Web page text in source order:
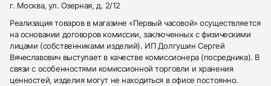
г. Москва, ул. Озерная, д. 2/12
Реализация товаров в магазине «Первый часовой» осуществляется
на основании договоров комиссии, заключенных с физическими
лицами (собственниками изделий). ИП Долгушин Сергей
Вячеславович выступает в качестве комиссионера (посредника). В
связи с особенностями комиссионной торговли и хранения
ценностей, изделия могут не находиться в офисе постоянно.